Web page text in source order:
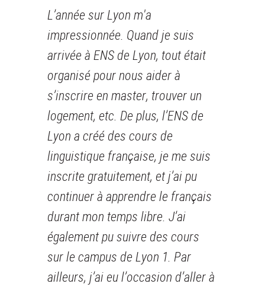
L’année sur Lyon m'a
impressionnée. Quand je suis
arrivée à ENS de Lyon, tout était
organisé pour nous aider à
s’inscrire en master, trouver un
logement, etc. De plus, l’ENS de
Lyon a créé des cours de
linguistique française, je me suis
inscrite gratuitement, et j’ai pu
continuer à apprendre le français
durant mon temps libre. J’ai
également pu suivre des cours
sur le campus de Lyon 1. Par
ailleurs, j’ai eu l’occasion d’aller à